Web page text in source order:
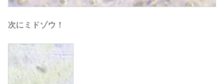
次にミドゾウ！